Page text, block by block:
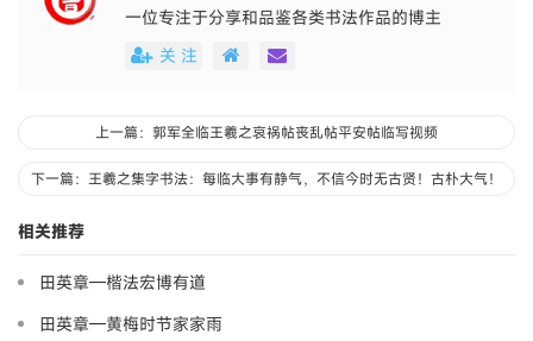
一位专注于分享和品鉴各类书法作品的博主
关 注
上一篇：郭军全临王羲之哀祸帖丧乱帖平安帖临写视频
下一篇：王羲之集字书法：每临大事有静气，不信今时无古贤！古朴大气！
相关推荐
田英章—楷法宏博有道
田英章—黄梅时节家家雨